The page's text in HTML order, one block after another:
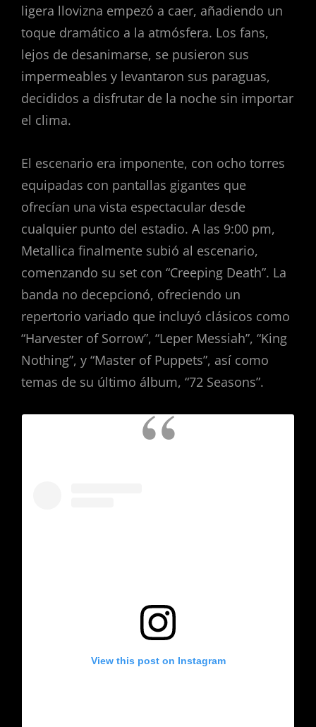
ligera llovizna empezó a caer, añadiendo un
toque dramático a la atmósfera. Los fans,
lejos de desanimarse, se pusieron sus
impermeables y levantaron sus paraguas,
decididos a disfrutar de la noche sin importar
el clima.
El escenario era imponente, con ocho torres
equipadas con pantallas gigantes que
ofrecían una vista espectacular desde
cualquier punto del estadio. A las 9:00 pm,
Metallica finalmente subió al escenario,
comenzando su set con “Creeping Death”. La
banda no decepcionó, ofreciendo un
repertorio variado que incluyó clásicos como
“Harvester of Sorrow”, “Leper Messiah”, “King
Nothing”, y “Master of Puppets”, así como
temas de su último álbum, “72 Seasons”.
View this post on Instagram